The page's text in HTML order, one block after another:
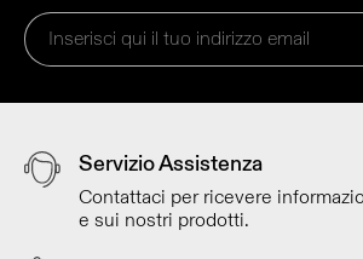
Servizio Assistenza
Contattaci per ricevere
e sui nostri prodotti.